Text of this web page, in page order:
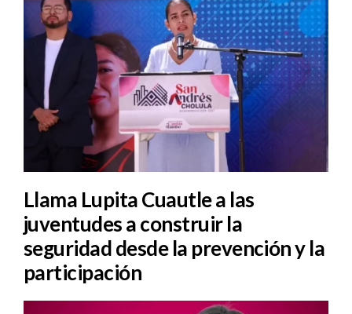
Llama Lupita Cuautle a las
juventudes a construir la
seguridad desde la prevención y la
participación